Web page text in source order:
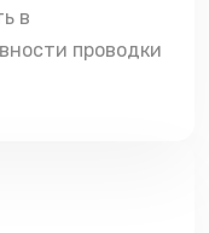
в
проводки